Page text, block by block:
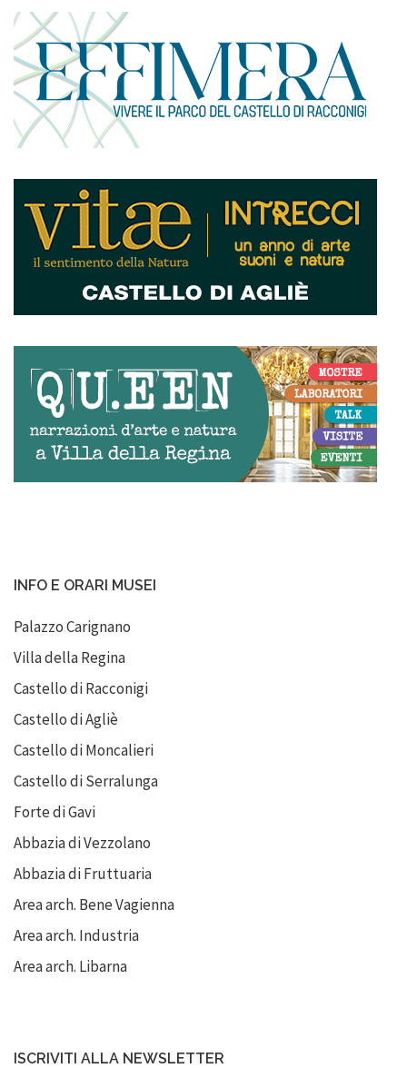
INFO E ORARI MUSEI
Palazzo Carignano
Villa della Regina
Castello di Racconigi
Castello di Agliè
Castello di Moncalieri
Castello di Serralunga
Forte di Gavi
Abbazia di Vezzolano
Abbazia di Fruttuaria
Area arch. Bene Vagienna
Area arch. Industria
Area arch. Libarna
ISCRIVITI ALLA NEWSLETTER